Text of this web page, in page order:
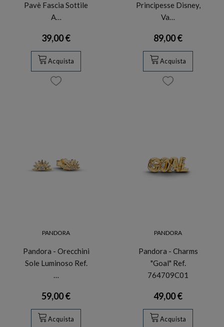
Pavè Fascia Sottile
A…
39,00 €
Acquista
Principesse Disney,
Va…
89,00 €
Acquista
PANDORA
Pandora - Orecchini
Sole Luminoso Ref.
…
59,00 €
Acquista
PANDORA
Pandora - Charms
"Goal" Ref.
764709C01
49,00 €
Acquista